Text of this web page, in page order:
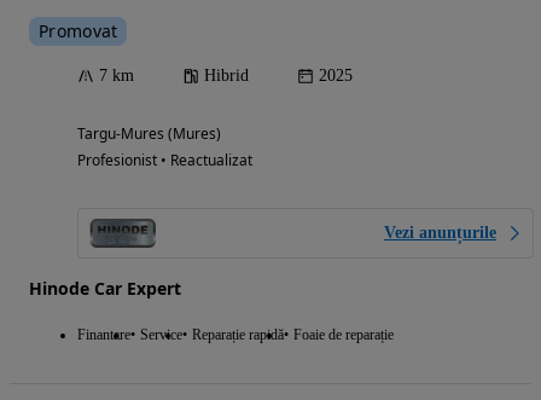
Promovat
7 km Hibrid 2025
Targu-Mures (Mures)
Profesionist • Reactualizat
Vezi anunțurile
Hinode Car Expert
Finantare Service Reparație rapidă Foaie de reparație